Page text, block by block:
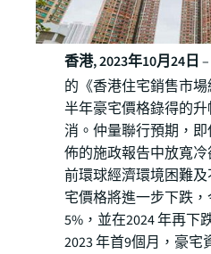
香港, 2023年10月24日
的《香港住宅銷售市
半年豪宅價格錄得的
消。仲量聯行預期，
佈的施政報告中放寬
前環球經濟環境困難
宅價格將進一步下跌
5%，並在2024 年再下
2023 年首9個月，豪宅